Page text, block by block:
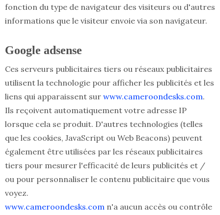
fonction du type de navigateur des visiteurs ou d'autres
informations que le visiteur envoie via son navigateur.
Google adsense
Ces serveurs publicitaires tiers ou réseaux publicitaires
utilisent la technologie pour afficher les publicités et les
liens qui apparaissent sur www.cameroondesks.com.
Ils reçoivent automatiquement votre adresse IP
lorsque cela se produit. D'autres technologies (telles
que les cookies, JavaScript ou Web Beacons) peuvent
également être utilisées par les réseaux publicitaires
tiers pour mesurer l'efficacité de leurs publicités et /
ou pour personnaliser le contenu publicitaire que vous
voyez.
www.cameroondesks.com n'a aucun accès ou contrôle